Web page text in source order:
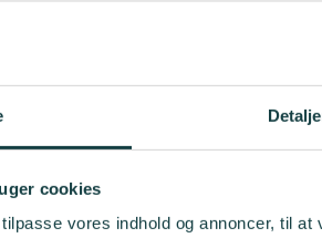
cookies
vores indhold og annoncer, til